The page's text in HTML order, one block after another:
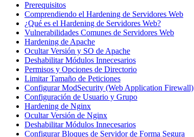
Prerequisitos
Comprendiendo el Hardening de Servidores Web
¿Qué es el Hardening de Servidores Web?
Vulnerabilidades Comunes de Servidores Web
Hardening de Apache
Ocultar Versión y SO de Apache
Deshabilitar Módulos Innecesarios
Permisos y Opciones de Directorio
Limitar Tamaño de Peticiones
Configurar ModSecurity (Web Application Firewall)
Configuración de Usuario y Grupo
Hardening de Nginx
Ocultar Versión de Nginx
Deshabilitar Módulos Innecesarios
Configurar Bloques de Servidor de Forma Segura